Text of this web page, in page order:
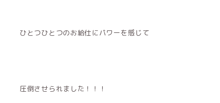
ひとつひとつのお給仕にパワーを感じて
圧倒させられました！！！